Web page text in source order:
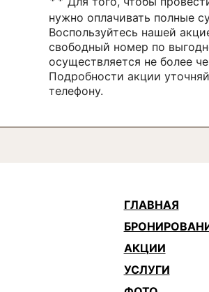
нужно оплачивать полные
Воспользуйтесь нашей
свободный номер по
осуществляется не более
Подробности акции
телефону.
ГЛАВНАЯ
АКЦИИ
УСЛУГИ